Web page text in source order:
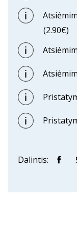
(2.90€)
Dalintis: